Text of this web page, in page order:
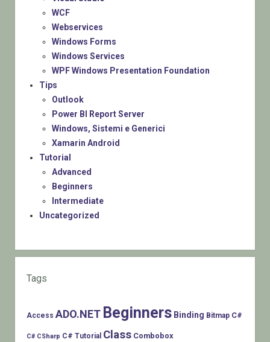
WCF
Webservices
Windows Forms
Windows Services
WPF Windows Presentation Foundation
Tips
Outlook
Power BI Report Server
Windows, Sistemi e Generici
Xamarin Android
Tutorial
Advanced
Beginners
Intermediate
Uncategorized
Tags
Access ADO.NET Beginners Binding Bitmap C#
C# CSharp C# Tutorial Class Combobox